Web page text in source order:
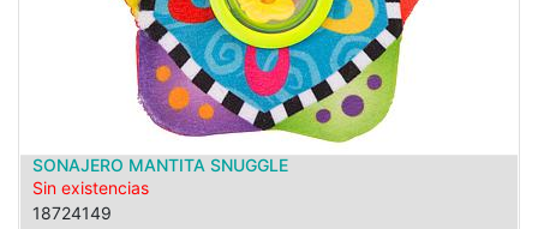
SONAJERO MANTITA SNUGGLE
Sin existencias
18724149